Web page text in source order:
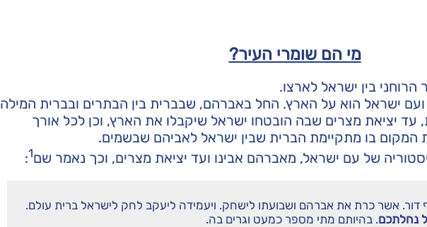
מי הם שומרי העיר?
בין ישראל לארצו.
ישראל הוא על הארץ. החל באברהם, שבברית בין הבתרים ובברית המילה
יציאת מצרים שבה הובטחו ישראל שיקבלו את הארץ, וכן לכל אורך
המקום בו מתקיימת הברית שבין ישראל לאביהם שבשמים.
של עם ישראל, מאברהם אבינו ועד יציאת מצרים, וכך נאמר שם1
:
דור. אשר כרת את אברהם ושבועתו לישחק. ויעמידה ליעקב לחק לישראל ברית עולם.
נחלתכם. בהיותם מתי מספר כמעט וגרים בה.